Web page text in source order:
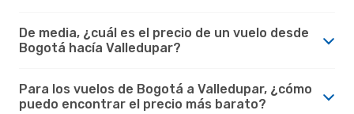
De media, ¿cuál es el precio de un vuelo desde
Bogotá hacía Valledupar?
Para los vuelos de Bogotá a Valledupar, ¿cómo
puedo encontrar el precio más barato?